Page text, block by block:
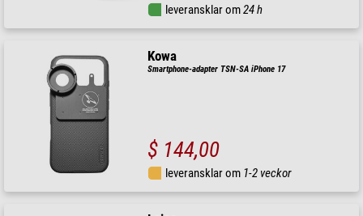
leveransklar om24 h
Kowa
Smartphone-adapter TSN-SA iPhone 17
$ 144,00
leveransklar om 1-2 veckor